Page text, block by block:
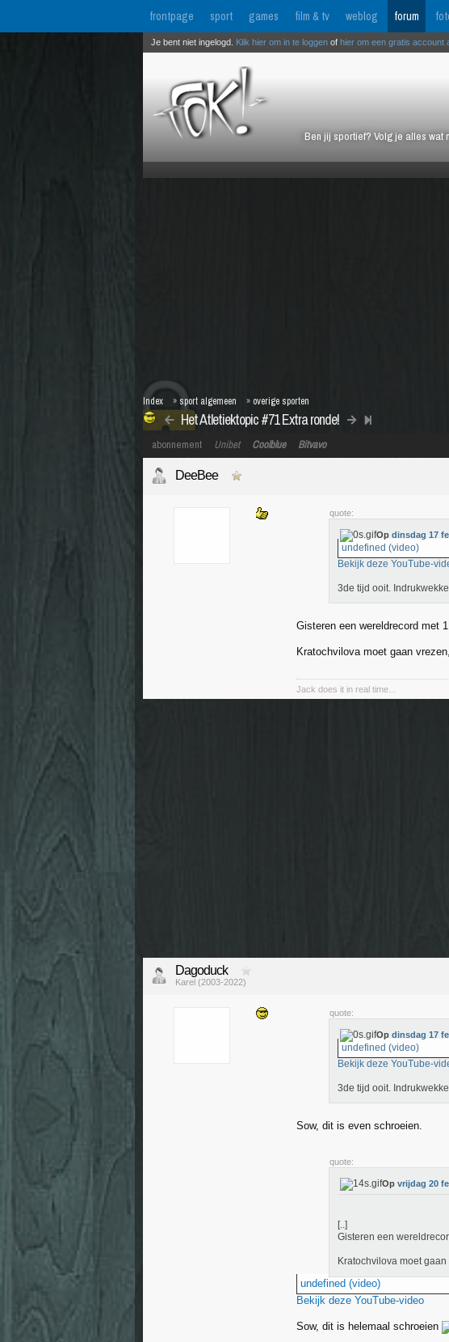
frontpage sport games film & tv weblog forum
Ben jij sportief? Volg je alles wat
Je bent niet ingelogd. Klik hier om in te loggen of hier om een gratis account
Het Atletiektopic #71 Extra ronde!
Index » sport algemeen » overige sporten
abonnement Unibet Coolblue Bitvavo
DeeBee
quote:
Op dinsdag 17
undefined (video)
Bekijk deze YouTube-
3de tijd ooit.
Gisteren een wereldrecord met
Kratochvilova moet gaan
Jack does it in real time...
Dagoduck
Karel (2003-2022)
quote:
Op dinsdag 17
undefined (video)
Bekijk deze YouTube-
3de tijd ooit.
Sow, dit is even schroeien.
quote:
Op vrijdag 20
[..]
Gisteren een
Kratochvilova moet
undefined (video)
Bekijk deze YouTube-video
Sow, dit is helemaal schroeien